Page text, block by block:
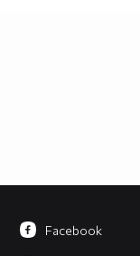
Facebook